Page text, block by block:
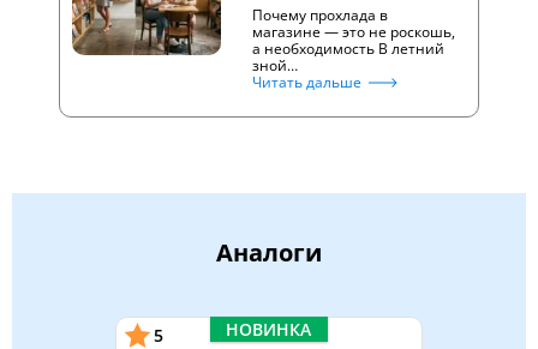
Почему прохлада в
магазине — это не роскошь,
а необходимость В летний
зной…
Читать дальше
Аналоги
5
НОВИНКА